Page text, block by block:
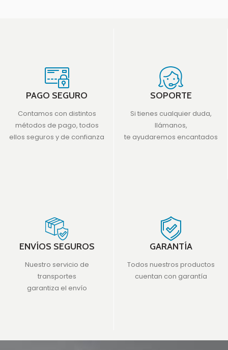
PAGO SEGURO
Contamos con distintos
métodos de pago, todos
ellos seguros y de confianza
SOPORTE
Si tienes cualquier duda,
llámanos,
te ayudaremos encantados
ENVÍOS SEGUROS
Nuestro servicio de
transportes
garantiza el envío
GARANTÍA
Todos nuestros productos
cuentan con garantía